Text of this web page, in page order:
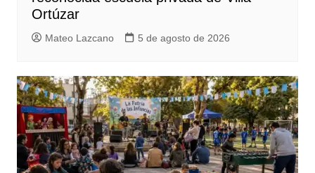
Ortúzar
Mateo Lazcano 5 de agosto de 2026